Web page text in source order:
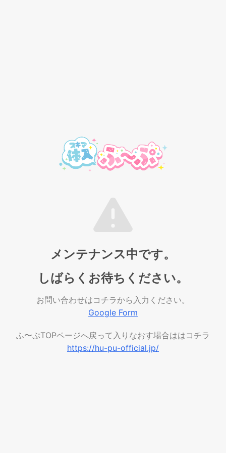
メンテナンス中です。
しばらくお待ちください。
お問い合わせはコチラから入力ください。
Google Form
ふ〜ぷTOPページへ戻って入りなおす場合ははコチラ
https://hu-pu-official.jp/